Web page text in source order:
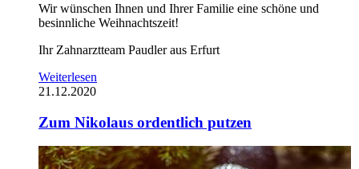
Wir wünschen Ihnen und Ihrer Familie eine schöne und
besinnliche Weihnachtszeit!
Ihr Zahnarztteam Paudler aus Erfurt
Weiterlesen
21.12.2020
Zum Nikolaus ordentlich putzen